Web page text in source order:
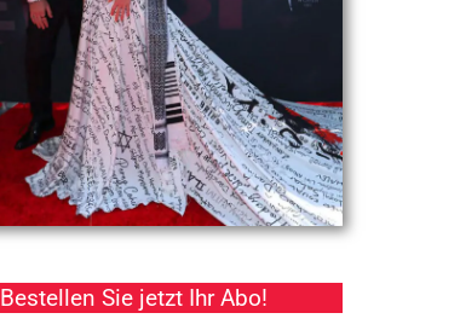
Bestellen Sie jetzt Ihr Abo!